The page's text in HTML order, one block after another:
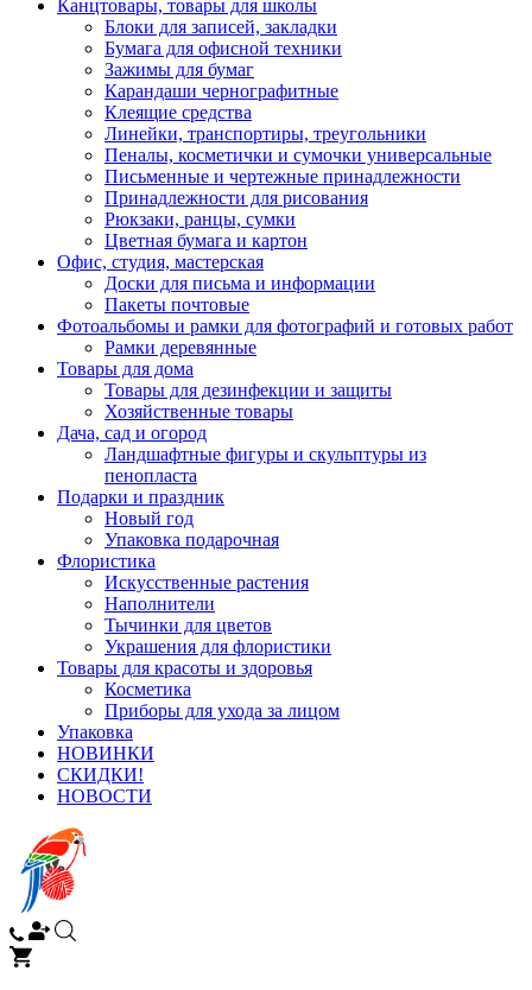
Канцтовары, товары для школы
Блоки для записей, закладки
Бумага для офисной техники
Зажимы для бумаг
Карандаши чернографитные
Клеящие средства
Линейки, транспортиры, треугольники
Пеналы, косметички и сумочки универсальные
Письменные и чертежные принадлежности
Принадлежности для рисования
Рюкзаки, ранцы, сумки
Цветная бумага и картон
Офис, студия, мастерская
Доски для письма и информации
Пакеты почтовые
Фотоальбомы и рамки для фотографий и готовых работ
Рамки деревянные
Товары для дома
Товары для дезинфекции и защиты
Хозяйственные товары
Дача, сад и огород
Ландшафтные фигуры и скульптуры из
пенопласта
Подарки и праздник
Новый год
Упаковка подарочная
Флористика
Искусственные растения
Наполнители
Тычинки для цветов
Украшения для флористики
Товары для красоты и здоровья
Косметика
Приборы для ухода за лицом
Упаковка
НОВИНКИ
СКИДКИ!
НОВОСТИ